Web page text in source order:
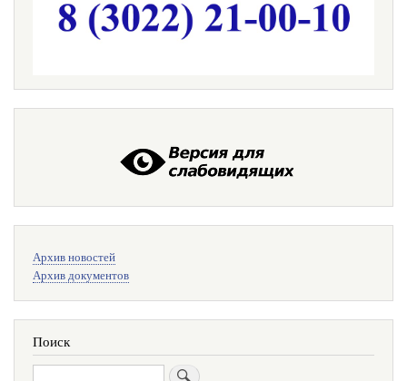
поиска
Архив новостей
Архив документов
Поиск
Поиск